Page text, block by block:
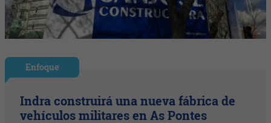
Enfoque
Indra construirá una nueva fábrica de
vehículos militares en As Pontes